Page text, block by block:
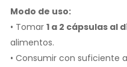
Modo de uso:
• Tomar 1 a 2 cápsulas al
alimentos.
• Consumir con suficiente